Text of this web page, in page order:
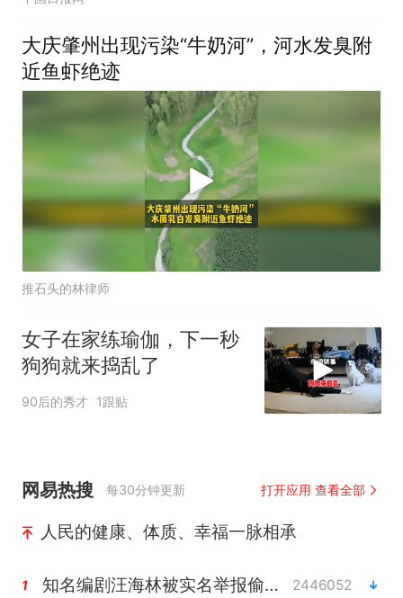
大庆肇州出现污染“牛奶河”，河水发臭附
近鱼虾绝迹
推石头的林律师
女子在家练瑜伽，下一秒
狗狗就来捣乱了
90后的秀才 1跟贴
网易热搜 每30分钟更新 打开应用 查看全部
人民的健康、体质、幸福一脉相承
1 知名编剧汪海林被实名举报偷税漏税 2446052